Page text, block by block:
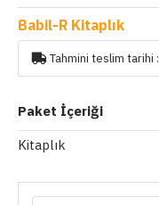
Babil-R Kitaplık
Tahmini teslim tarihi :
Paket İçeriği
Kitaplık